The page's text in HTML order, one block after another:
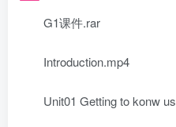
G1课件.rar
Introduction.mp4
Unit01 Getting to konw us